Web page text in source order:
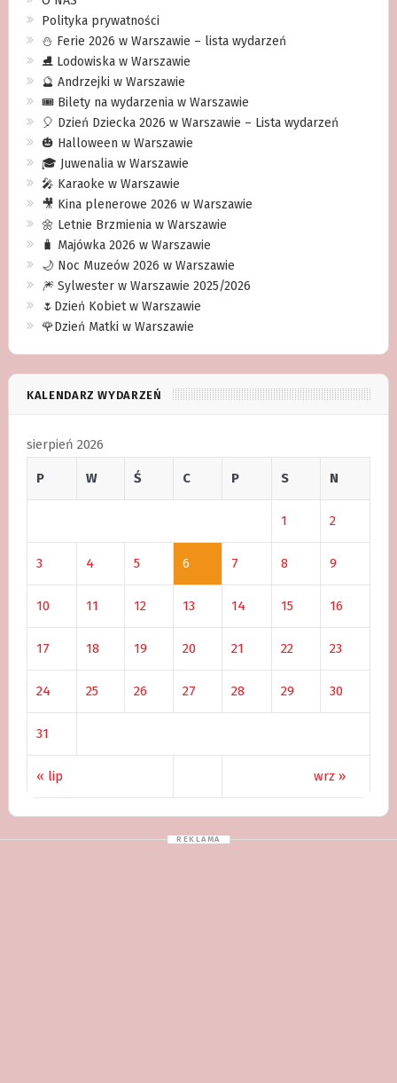
Polityka prywatności
⛄️ Ferie 2026 w Warszawie – lista wydarzeń
⛸ Lodowiska w Warszawie
🔮 Andrzejki w Warszawie
🎟️ Bilety na wydarzenia w Warszawie
🎈 Dzień Dziecka 2026 w Warszawie – Lista wydarzeń
🎃 Halloween w Warszawie
🎓 Juwenalia w Warszawie
🎤 Karaoke w Warszawie
🎥 Kina plenerowe 2026 w Warszawie
🌼 Letnie Brzmienia w Warszawie
🧳 Majówka 2026 w Warszawie
🌙 Noc Muzeów 2026 w Warszawie
🎆 Sylwester w Warszawie 2025/2026
🌷Dzień Kobiet w Warszawie
🌹Dzień Matki w Warszawie
KALENDARZ WYDARZEŃ
sierpień 2026
P W Ś C P S N
« lip wrz »
1 2
3 4 5 6 7 8 9
10 11 12 13 14 15 16
17 18 19 20 21 22 23
24 25 26 27 28 29 30
31